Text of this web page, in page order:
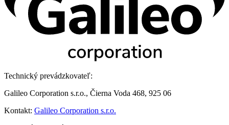
Technický prevádzkovateľ:
Galileo Corporation s.r.o., Čierna Voda 468, 925 06
Kontakt: Galileo Corporation s.r.o.